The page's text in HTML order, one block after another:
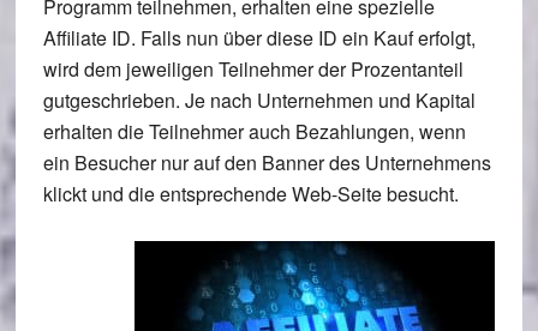
Programm teilnehmen, erhalten eine spezielle
Affiliate ID. Falls nun über diese ID ein Kauf erfolgt,
wird dem jeweiligen Teilnehmer der Prozentanteil
gutgeschrieben. Je nach Unternehmen und Kapital
erhalten die Teilnehmer auch Bezahlungen, wenn
ein Besucher nur auf den Banner des Unternehmens
klickt und die entsprechende Web-Seite besucht.